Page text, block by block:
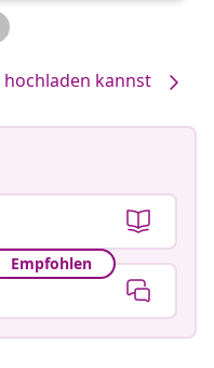
von
kannst
Empfohlen